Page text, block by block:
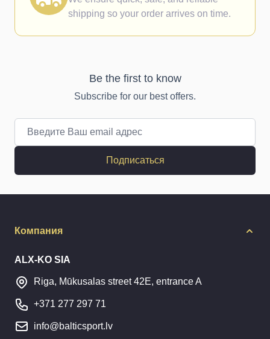
shipping so your order arrives on time.
Be the first to know
Subscribe for our best offers.
Подписаться
Компания
ALX-KO SIA
Riga, Mūkusalas street 42E, entrance A
+371 277 297 71
info@balticsport.lv